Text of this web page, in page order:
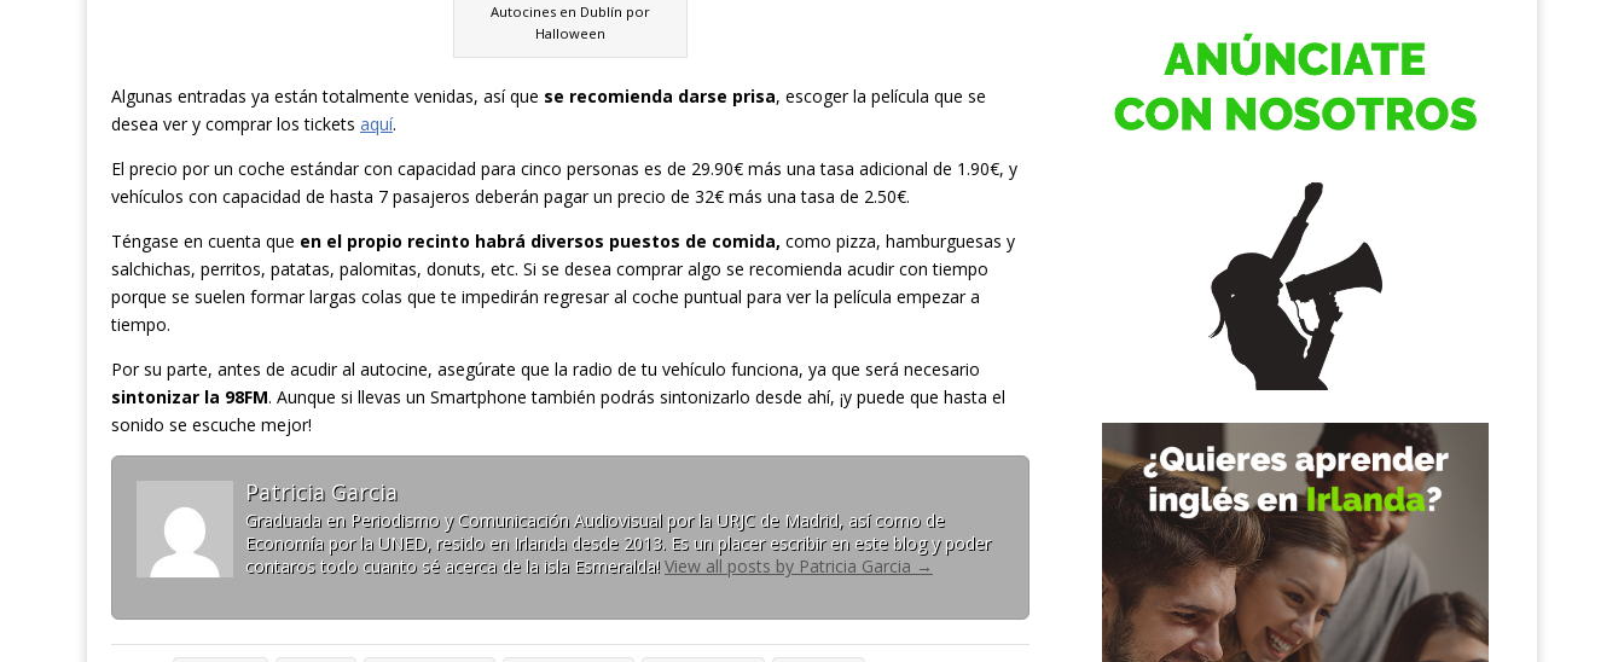
Autocines en Dublín por
Halloween
Algunas entradas ya están totalmente venidas, así que se recomienda darse prisa, escoger la película que se
desea ver y comprar los tickets aquí.
El precio por un coche estándar con capacidad para cinco personas es de 29.90€ más una tasa adicional de 1.90€, y
vehículos con capacidad de hasta 7 pasajeros deberán pagar un precio de 32€ más una tasa de 2.50€.
Téngase en cuenta que en el propio recinto habrá diversos puestos de comida, como pizza, hamburguesas y
salchichas, perritos, patatas, palomitas, donuts, etc. Si se desea comprar algo se recomienda acudir con tiempo
porque se suelen formar largas colas que te impedirán regresar al coche puntual para ver la película empezar a
tiempo.
Por su parte, antes de acudir al autocine, asegúrate que la radio de tu vehículo funciona, ya que será necesario
sintonizar la 98FM. Aunque si llevas un Smartphone también podrás sintonizarlo desde ahí, ¡y puede que hasta el
sonido se escuche mejor!
Patricia Garcia
Graduada en Periodismo y Comunicación Audiovisual por la URJC de Madrid, así como de
Economía por la UNED, resido en Irlanda desde 2013. Es un placer escribir en este blog y poder
contaros todo cuanto sé acerca de la isla Esmeralda! View all posts by Patricia Garcia →